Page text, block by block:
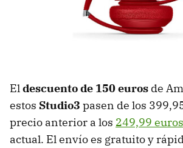
Eldescuento de 150 euros de
estos Studio3 pasen de los
precio anterior a los 249,99 euros
actual. El envío es gratuito y